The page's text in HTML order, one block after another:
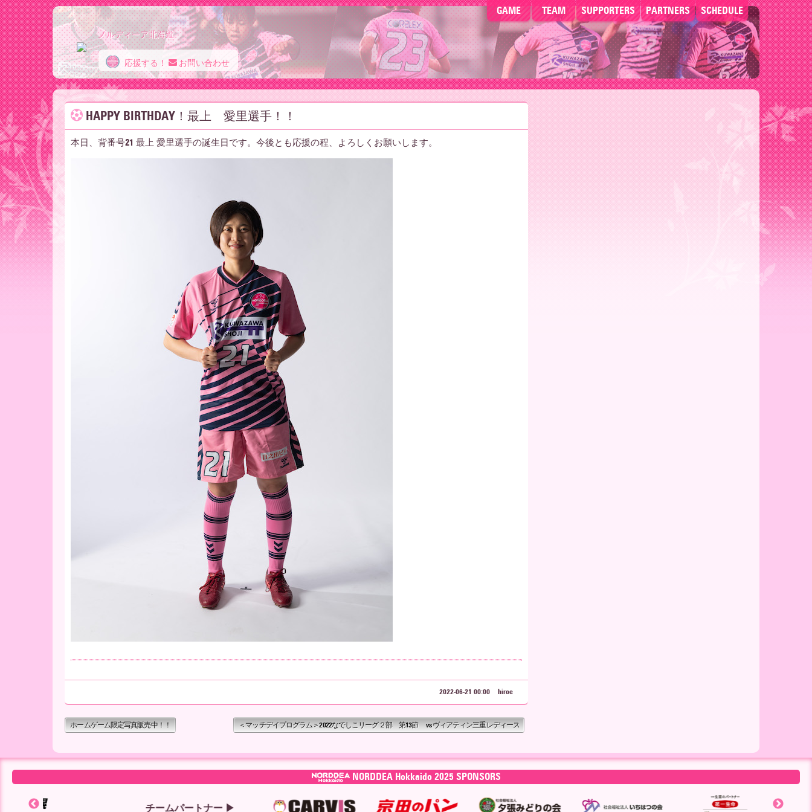
GAME TEAM SUPPORTERS PARTNERS SCHEDULE
ノ
ル
ノルディーア北海道
応援する！ お問い合わせ
HAPPY BIRTHDAY！最上 愛里選手！！
本日、背番号21 最上 愛里選手の誕生日です。今後とも応援の程、よろしくお願いします。
2022-06-21 00:00 hiroe
ホームゲーム限定写真販売中！！ ＜マッチデイプログラム＞2022なでしこリーグ２部 第13節 vs ヴィアティン三重レディース
NORDDEA Hokkaido 2025 SPONSORS
チームパートナー ▶